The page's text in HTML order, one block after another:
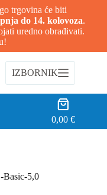
trgovina će biti
do 14. kolovoza.
uredno obrađivati.
IZBORNIK
Košarica
0,00€
Basic-5,0